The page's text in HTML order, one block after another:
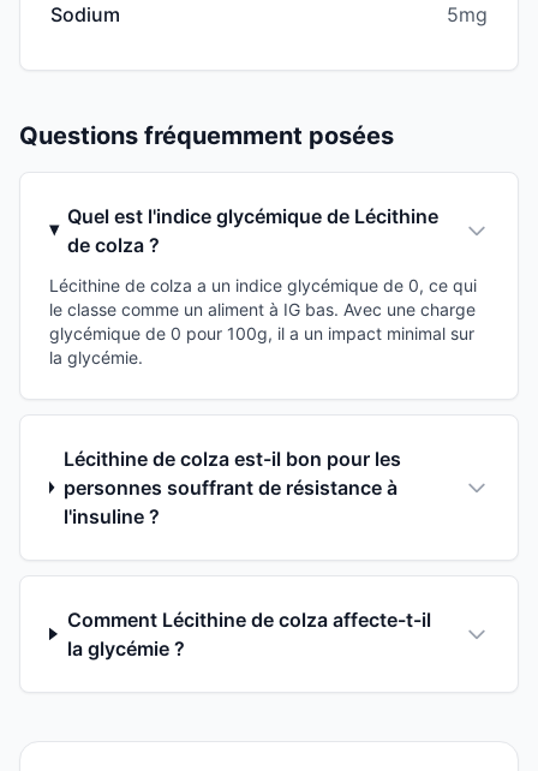
Sodium 5mg
Questions fréquemment posées
Quel est l'indice glycémique de Lécithine
de colza ?
Lécithine de colza a un indice glycémique de 0, ce qui
le classe comme un aliment à IG bas. Avec une charge
glycémique de 0 pour 100g, il a un impact minimal sur
la glycémie.
Lécithine de colza est-il bon pour les
personnes souffrant de résistance à
l'insuline ?
Comment Lécithine de colza affecte-t-il
la glycémie ?